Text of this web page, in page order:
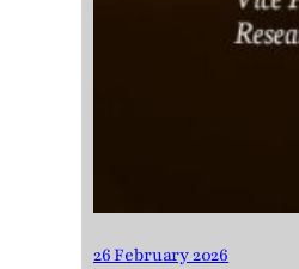
26 February 2026